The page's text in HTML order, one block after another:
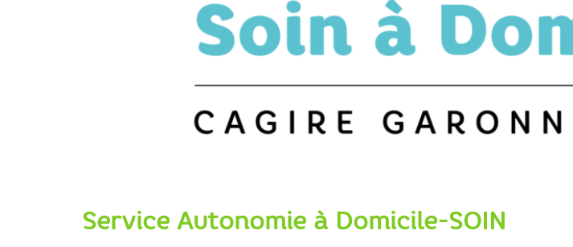
Service Autonomie à Domicile-SOIN